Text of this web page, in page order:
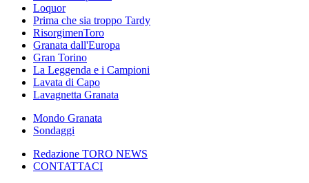
Loquor
Prima che sia troppo Tardy
RisorgimenToro
Granata dall'Europa
Gran Torino
La Leggenda e i Campioni
Lavata di Capo
Lavagnetta Granata
Mondo Granata
Sondaggi
Redazione TORO NEWS
CONTATTACI